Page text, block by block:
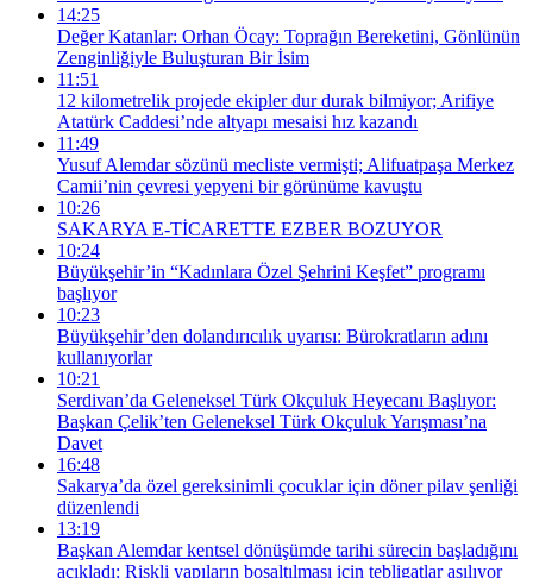
14:25
Değer Katanlar: Orhan Öcay: Toprağın Bereketini, Gönlünün
Zenginliğiyle Buluşturan Bir İsim
11:51
12 kilometrelik projede ekipler dur durak bilmiyor; Arifiye
Atatürk Caddesi’nde altyapı mesaisi hız kazandı
11:49
Yusuf Alemdar sözünü mecliste vermişti; Alifuatpaşa Merkez
Camii’nin çevresi yepyeni bir görünüme kavuştu
10:26
SAKARYA E-TİCARETTE EZBER BOZUYOR
10:24
Büyükşehir’in “Kadınlara Özel Şehrini Keşfet” programı
başlıyor
10:23
Büyükşehir’den dolandırıcılık uyarısı: Bürokratların adını
kullanıyorlar
10:21
Serdivan’da Geleneksel Türk Okçuluk Heyecanı Başlıyor:
Başkan Çelik’ten Geleneksel Türk Okçuluk Yarışması’na
Davet
16:48
Sakarya’da özel gereksinimli çocuklar için döner pilav şenliği
düzenlendi
13:19
Başkan Alemdar kentsel dönüşümde tarihi sürecin başladığını
açıkladı: Riskli yapıların boşaltılması için tebligatlar asılıyor